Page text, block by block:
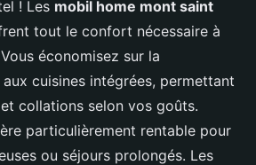
! Les mobil home mont saint
tout le confort nécessaire à
économisez sur la
cuisines intégrées, permettant
collations selon vos goûts.
particulièrement rentable pour
ou séjours prolongés. Les